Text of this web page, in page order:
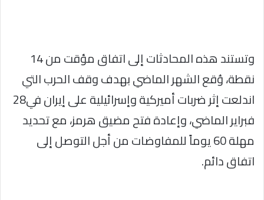
وتستند هذه المحادثات إلى اتفاق مؤقت من 14
نقطة، وُقع الشهر الماضي بهدف وقف الحرب التي
اندلعت إثر ضربات أميركية وإسرائيلية على إيران في28
فبراير الماضي، وإعادة فتح مضيق هرمز، مع تحديد
مهلة 60 يوماً للمفاوضات من أجل التوصل إلى
اتفاق دائم.